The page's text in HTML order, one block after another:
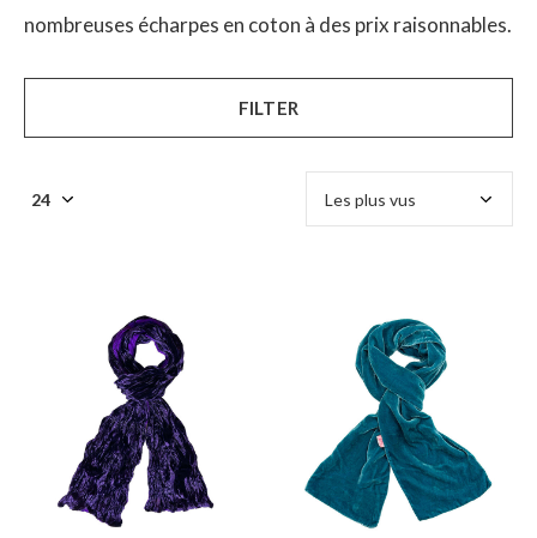
nombreuses écharpes en coton à des prix raisonnables.
FILTER